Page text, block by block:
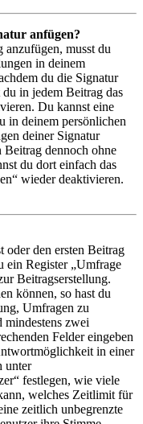
anfügen?
anzufügen, musst du
in deinem
du die Signatur
in jedem Beitrag das
Du kannst eine
in deinem persönlichen
deiner Signatur
Beitrag dennoch ohne
du dort einfach das
wieder deaktivieren.
oder den ersten Beitrag
ein Register „Umfrage
Beitragserstellung.
können, so hast du
Umfragen zu
mindestens zwei
Felder eingeben
in einer
unter
festlegen, wie viele
welches Zeitlimit für
zeitlich unbegrenzte